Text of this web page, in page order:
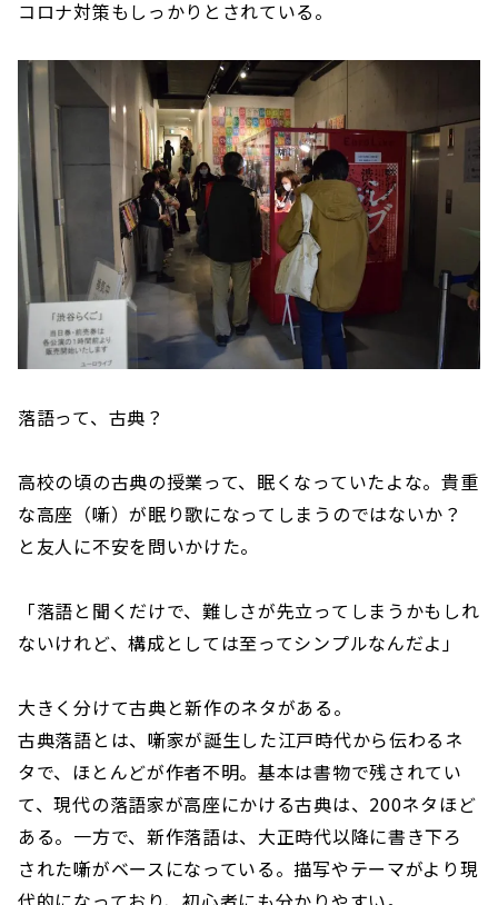
コロナ対策もしっかりとされている。
落語って、古典？
高校の頃の古典の授業って、眠くなっていたよな。貴重
な高座（噺）が眠り歌になってしまうのではないか？
と友人に不安を問いかけた。
「落語と聞くだけで、難しさが先立ってしまうかもしれ
ないけれど、構成としては至ってシンプルなんだよ」
大きく分けて古典と新作のネタがある。
古典落語とは、噺家が誕生した江戸時代から伝わるネ
タで、ほとんどが作者不明。基本は書物で残されてい
て、現代の落語家が高座にかける古典は、200ネタほど
ある。一方で、新作落語は、大正時代以降に書き下ろ
された噺がベースになっている。描写やテーマがより現